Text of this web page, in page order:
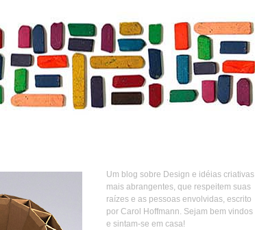
Um blog sobre Design e idéias criativas
mais abrangentes, que respeitem suas
raízes e as pessoas envolvidas, escrito
por Carol Hoffmann. Sejam bem vindos
e sintam-se em casa!